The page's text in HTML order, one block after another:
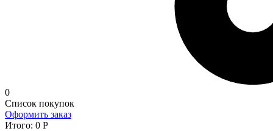
0
Список покупок
Оформить заказ
Итого: 0 Р